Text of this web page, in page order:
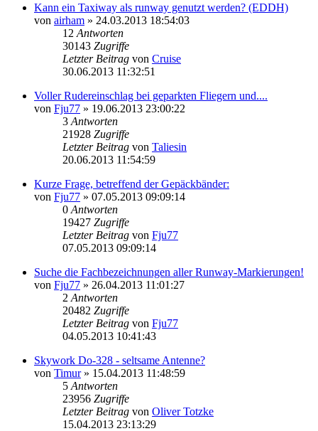
Kann ein Taxiway als runway genutzt werden? (EDDH)
von airham » 24.03.2013 18:54:03
12 Antworten
30143 Zugriffe
Letzter Beitrag von Cruise
30.06.2013 11:32:51
Voller Rudereinschlag bei geparkten Fliegern und....
von Fju77 » 19.06.2013 23:00:22
3 Antworten
21928 Zugriffe
Letzter Beitrag von Taliesin
20.06.2013 11:54:59
Kurze Frage, betreffend der Gepäckbänder:
von Fju77 » 07.05.2013 09:09:14
0 Antworten
19427 Zugriffe
Letzter Beitrag von Fju77
07.05.2013 09:09:14
Suche die Fachbezeichnungen aller Runway-Markierungen!
von Fju77 » 26.04.2013 11:01:27
2 Antworten
20482 Zugriffe
Letzter Beitrag von Fju77
04.05.2013 10:41:43
Skywork Do-328 - seltsame Antenne?
von Timur» 15.04.2013 11:48:59
5 Antworten
23956 Zugriffe
Letzter Beitrag von Oliver Totzke
15.04.2013 23:13:29